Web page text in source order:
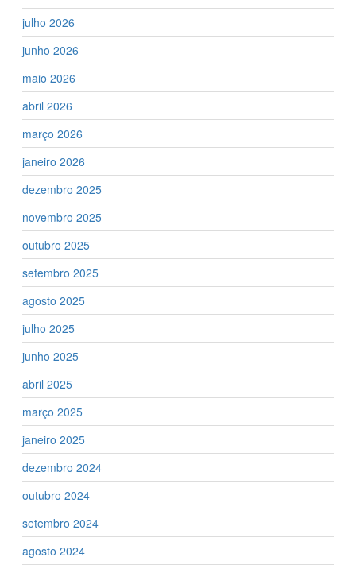
julho 2026
junho 2026
maio 2026
abril 2026
março 2026
janeiro 2026
dezembro 2025
novembro 2025
outubro 2025
setembro 2025
agosto 2025
julho 2025
junho 2025
abril 2025
março 2025
janeiro 2025
dezembro 2024
outubro 2024
setembro 2024
agosto 2024